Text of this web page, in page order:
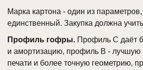
Марка картона - один из
единственный. Закупка должна
Профиль гофры. Профиль C даёт
и амортизацию, профиль B - лучшую
печати и более точную геометрию,